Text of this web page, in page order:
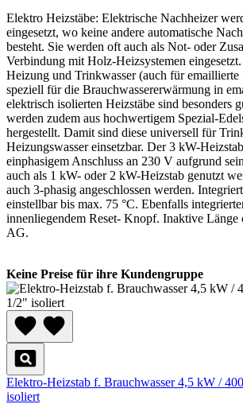
Elektro Heizstäbe: Elektrische Nachheizer
eingesetzt, wo keine andere automatische
besteht. Sie werden oft auch als Not- oder
Verbindung mit Holz-Heizsystemen
Heizung und Trinkwasser (auch für emaillierte
speziell für die Brauchwassererwärmung in
elektrisch isolierten Heizstäbe sind besonders
werden zudem aus hochwertigem Spezial-
hergestellt. Damit sind diese universell für
Heizungswasser einsetzbar. Der 3 kW-
einphasigem Anschluss an 230 V aufgrund
auch als 1 kW- oder 2 kW-Heizstab genutzt
auch 3-phasig angeschlossen werden.
einstellbar bis max. 75 °C. Ebenfalls
innenliegendem Reset- Knopf. Inaktive Länge
AG.
Keine Preise für ihre Kundengruppe
Elektro-Heizstab f. Brauchwasser 4,5 kW /
isoliert